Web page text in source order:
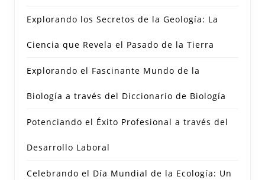
Explorando los Secretos de la Geología: La
Ciencia que Revela el Pasado de la Tierra
Explorando el Fascinante Mundo de la
Biología a través del Diccionario de Biología
Potenciando el Éxito Profesional a través del
Desarrollo Laboral
Celebrando el Día Mundial de la Ecología: Un